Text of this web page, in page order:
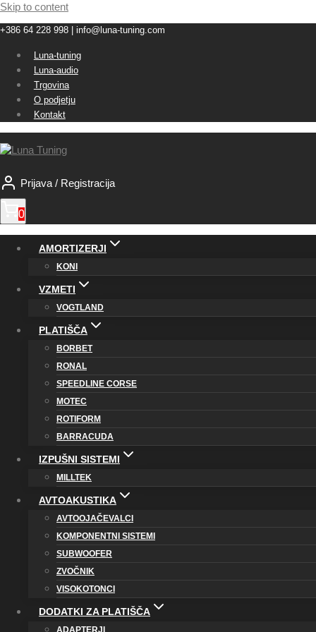
Skip to content
+386 64 228 998 | info@luna-tuning.com
Luna-tuning
Luna-audio
Trgovina
O podjetju
Kontakt
Prijava / Registracija
0
AMORTIZERJI
KONI
VZMETI
VOGTLAND
PLATIŠČA
BORBET
RONAL
SPEEDLINE CORSE
MOTEC
ROTIFORM
BARRACUDA
IZPUŠNI SISTEMI
MILLTEK
AVTOAKUSTIKA
AVTOOJAČEVALCI
KOMPONENTNI SISTEMI
SUBWOOFER
ZVOČNIK
VISOKOTONCI
DODATKI ZA PLATIŠČA
ADAPTERJI